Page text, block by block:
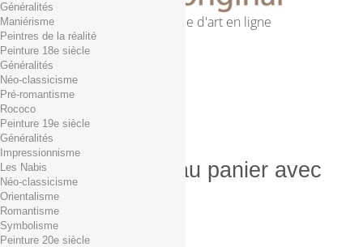
Première librairie d'art en ligne
Panier (vide)
Aucun produit
0,01€ dès 29€ d'achat
0,00 € Total
Commander
Produit ajouté au panier avec
succès
Quantité
Total
Généralités
Maniérisme
Peintres de la réalité
Peinture 18e siècle
Généralités
Néo-classicisme
Pré-romantisme
Rococo
Peinture 19e siècle
Généralités
Impressionnisme
Les Nabis
Néo-classicisme
Orientalisme
Romantisme
Symbolisme
Peinture 20e siècle